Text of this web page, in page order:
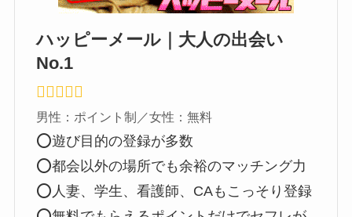
ハッピーメール｜大人の出会い
No.1
男性：ポイント制／女性：無料
⭕遊び目的の登録が多数
⭕都会以外の場所でも余裕のマッチング力
⭕人妻、学生、看護師、CAもこっそり登録